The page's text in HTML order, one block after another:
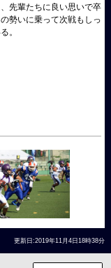
先輩たちに良い思いで卒
勢いに乗って次戦もしっ
。
更新日:2019年11月4日18時38分